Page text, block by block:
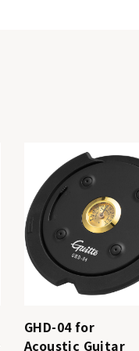
GHD-04 for
Acoustic Guitar